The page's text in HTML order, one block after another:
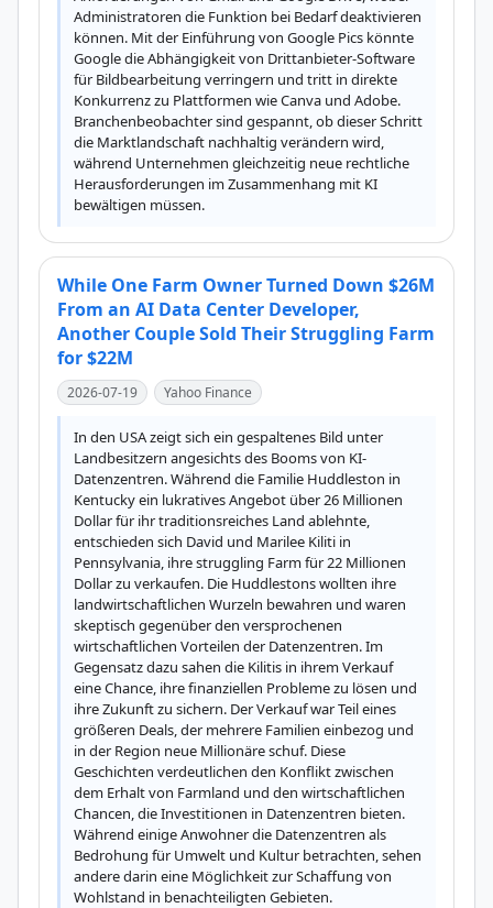
Administratoren die Funktion bei Bedarf deaktivieren
können. Mit der Einführung von Google Pics könnte
Google die Abhängigkeit von Drittanbieter-Software
für Bildbearbeitung verringern und tritt in direkte
Konkurrenz zu Plattformen wie Canva und Adobe.
Branchenbeobachter sind gespannt, ob dieser Schritt
die Marktlandschaft nachhaltig verändern wird,
während Unternehmen gleichzeitig neue rechtliche
Herausforderungen im Zusammenhang mit KI
bewältigen müssen.
While One Farm Owner Turned Down $26M
From an AI Data Center Developer,
Another Couple Sold Their Struggling Farm
for $22M
2026-07-19 Yahoo Finance
In den USA zeigt sich ein gespaltenes Bild unter
Landbesitzern angesichts des Booms von KI-
Datenzentren. Während die Familie Huddleston in
Kentucky ein lukratives Angebot über 26 Millionen
Dollar für ihr traditionsreiches Land ablehnte,
entschieden sich David und Marilee Kiliti in
Pennsylvania, ihre struggling Farm für 22 Millionen
Dollar zu verkaufen. Die Huddlestons wollten ihre
landwirtschaftlichen Wurzeln bewahren und waren
skeptisch gegenüber den versprochenen
wirtschaftlichen Vorteilen der Datenzentren. Im
Gegensatz dazu sahen die Kilitis in ihrem Verkauf
eine Chance, ihre finanziellen Probleme zu lösen und
ihre Zukunft zu sichern. Der Verkauf war Teil eines
größeren Deals, der mehrere Familien einbezog und
in der Region neue Millionäre schuf. Diese
Geschichten verdeutlichen den Konflikt zwischen
dem Erhalt von Farmland und den wirtschaftlichen
Chancen, die Investitionen in Datenzentren bieten.
Während einige Anwohner die Datenzentren als
Bedrohung für Umwelt und Kultur betrachten, sehen
andere darin eine Möglichkeit zur Schaffung von
Wohlstand in benachteiligten Gebieten.